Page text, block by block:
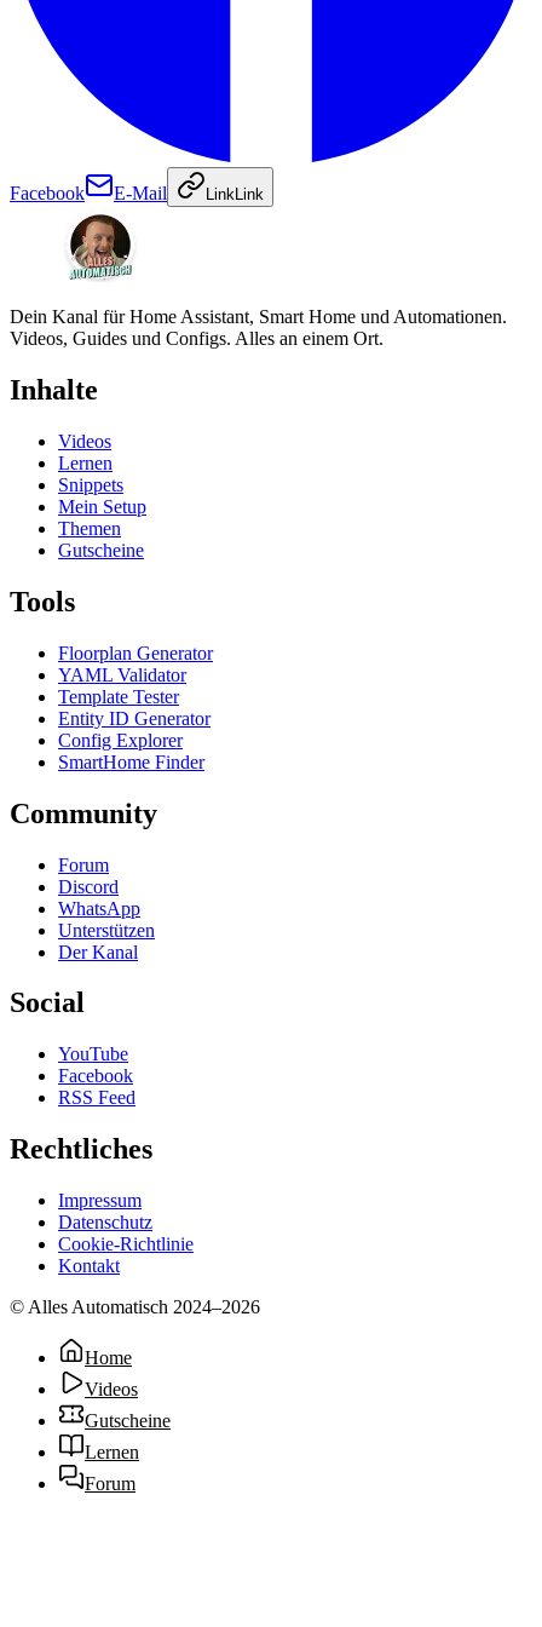
Facebook E-Mail LinkLink
Dein Kanal für Home Assistant, Smart Home und Automationen.
Videos, Guides und Configs. Alles an einem Ort.
Inhalte
Videos
Lernen
Snippets
Mein Setup
Themen
Gutscheine
Tools
Floorplan Generator
YAML Validator
Template Tester
Entity ID Generator
Config Explorer
SmartHome Finder
Community
Forum
Discord
WhatsApp
Unterstützen
Der Kanal
Social
YouTube
Facebook
RSS Feed
Rechtliches
Impressum
Datenschutz
Cookie-Richtlinie
Kontakt
© Alles Automatisch 2024–2026
Home
Videos
Gutscheine
Lernen
Forum